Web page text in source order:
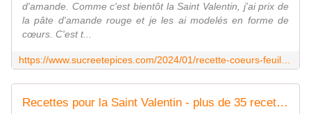
d'amande. Comme c'est bientôt la Saint Valentin, j'ai prix de
la pâte d'amande rouge et je les ai modelés en forme de
cœurs. C'est t...
Recettes pour la Saint Valentin - plus de 35 recettes - www.sucreetepices.com